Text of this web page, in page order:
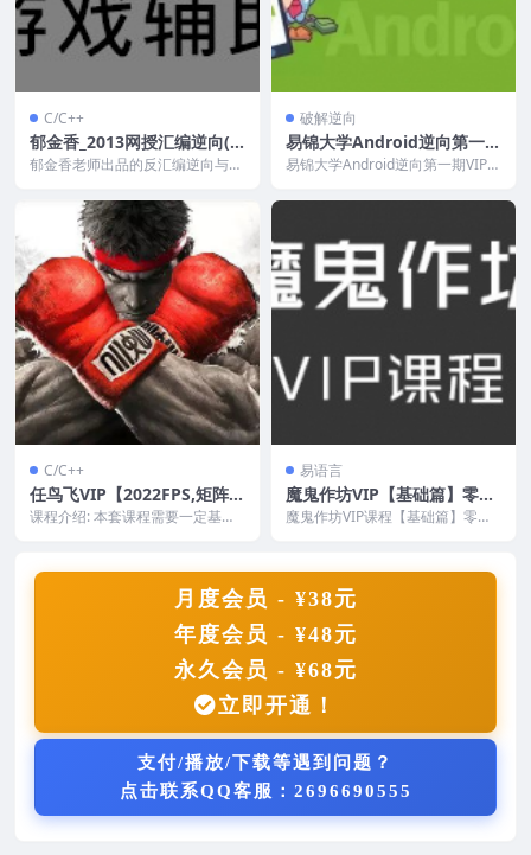
C/C++
郁金香_2013网授汇编逆向(O
D,CE,IDA工具使用部分)
郁金香老师出品的反汇编逆向与游
析，IDA，及OD反汇...
破解逆向
易锦大学Android逆向第一期
VIP培训视频115讲
易锦大学Android逆向第一期VIP培
目录...
C/C++
任鸟飞VIP【2022FPS,矩阵,
骨骼,绘制,自瞄,U3D,UE4实
课程介绍: 本套课程需要一定基础,
易语言
魔鬼作坊VIP【基础篇】零基
础绝密汇编语言入门课程(全)
魔鬼作坊VIP课程【基础篇】零基
月度会员 - ¥38元
年度会员 - ¥48元
永久会员 - ¥68元
立即开通！
支付/播放/下载等遇到问题？
点击联系QQ客服：2696690555